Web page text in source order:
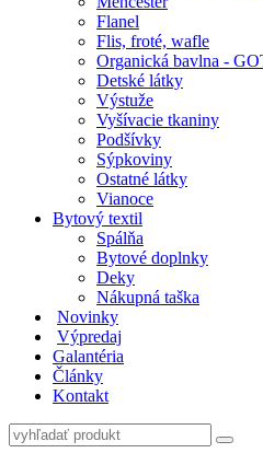
Flanel
Flis, froté, wafle
Organická bavlna -
Detské látky
Výstuže
Vyšívacie tkaniny
Podšívky
Sýpkoviny
Ostatné látky
Vianoce
Bytový textil
Spálňa
Bytové doplnky
Deky
Nákupná taška
Novinky
Výpredaj
Galantéria
Články
Kontakt